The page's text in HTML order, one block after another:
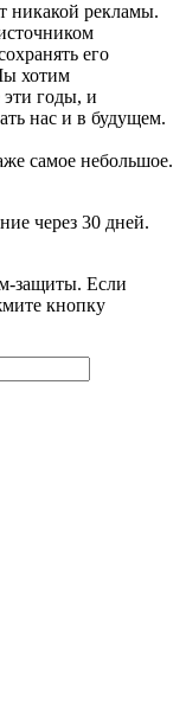
никакой рекламы.
его
хотим
эти годы, и
нас и в будущем.
самое небольшое.
через 30 дней.
защиты. Если
кнопку